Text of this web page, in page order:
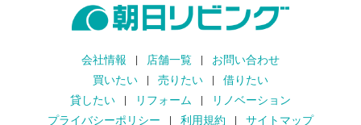
会社情報 店舗一覧
お問い合わせ
買いたい
売りたい
借りたい
貸したい
リフォーム
リノベーション
プライバシーポリシー
利用規約 サイトマップ